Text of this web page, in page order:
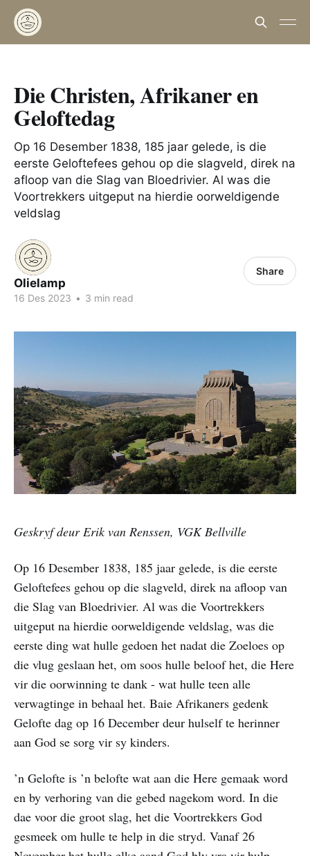
Die Christen, Afrikaner en
Geloftedag
Op 16 Desember 1838, 185 jaar gelede, is die
eerste Geloftefees gehou op die slagveld, direk na
afloop van die Slag van Bloedrivier. Al was die
Voortrekkers uitgeput na hierdie oorweldigende
veldslag
Olielamp
16 Des 2023 • 3 min read
Share
Geskryf deur Erik van Renssen, VGK Bellville
Op 16 Desember 1838, 185 jaar gelede, is die eerste
Geloftefees gehou op die slagveld, direk na afloop van
die Slag van Bloedrivier. Al was die Voortrekkers
uitgeput na hierdie oorweldigende veldslag, was die
eerste ding wat hulle gedoen het nadat die Zoeloes op
die vlug geslaan het, om soos hulle beloof het, die Here
vir die oorwinning te dank - wat hulle teen alle
verwagtinge in behaal het. Baie Afrikaners gedenk
Gelofte dag op 16 December deur hulself te herinner
aan God se sorg vir sy kinders.
’n Gelofte is ’n belofte wat aan die Here gemaak word
en by verhoring van die gebed nagekom word. In die
dae voor die groot slag, het die Voortrekkers God
gesmeek om hulle te help in die stryd. Vanaf 26